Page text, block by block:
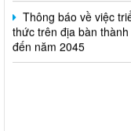
Thông báo về việc
thức trên địa bàn
đến năm 2045